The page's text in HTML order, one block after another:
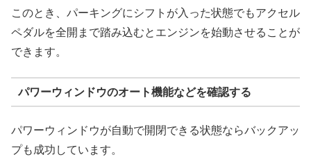
このとき、パーキングにシフトが入った状態でもアクセル
ペダルを全開まで踏み込むとエンジンを始動させることが
できます。
パワーウィンドウのオート機能などを確認する
パワーウィンドウが自動で開閉できる状態ならバックアッ
プも成功しています。